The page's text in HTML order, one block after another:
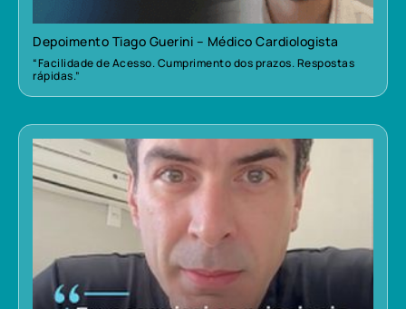
Depoimento Tiago Guerini – Médico Cardiologista
“Facilidade de Acesso. Cumprimento dos prazos. Respostas
rápidas.”